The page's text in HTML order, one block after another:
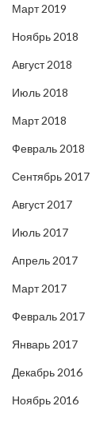
Март 2019
Ноябрь 2018
Август 2018
Июль 2018
Март 2018
Февраль 2018
Сентябрь 2017
Август 2017
Июль 2017
Апрель 2017
Март 2017
Февраль 2017
Январь 2017
Декабрь 2016
Ноябрь 2016